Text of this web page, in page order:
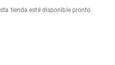
tienda esté disponible pronto.